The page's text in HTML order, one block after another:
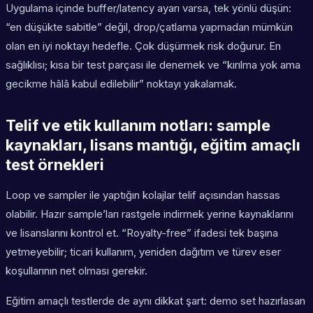
Uygulama içinde buffer/latency ayarı varsa, tek yönlü düşün:
“en düşükte sabitle” değil, drop/çatlama yapmadan mümkün
olan en iyi noktayı hedefle. Çok düşürmek risk doğurur. En
sağlıklısı; kısa bir test parçası ile denemek ve “kırılma yok ama
gecikme hâlâ kabul edilebilir” noktayı yakalamak.
Telif ve etik kullanım notları: sample
kaynakları, lisans mantığı, eğitim amaçlı
test örnekleri
Loop ve sampler ile yaptığın kolajlar telif açısından hassas
olabilir. Hazır sample’ları rastgele indirmek yerine kaynaklarını
ve lisanslarını kontrol et. “Royalty-free” ifadesi tek başına
yetmeyebilir; ticari kullanım, yeniden dağıtım ve türev eser
koşullarının net olması gerekir.
Eğitim amaçlı testlerde de aynı dikkat şart: demo set hazırlasan